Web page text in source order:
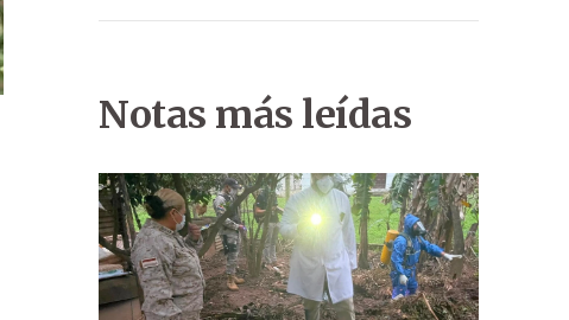
Notas más leídas